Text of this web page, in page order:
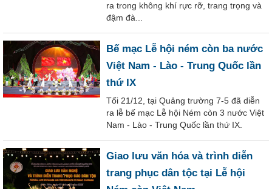
ra trong không khí rực rỡ, trang trọng và
đậm đà...
Bế mạc Lễ hội ném còn ba nước
Việt Nam - Lào - Trung Quốc lần
thứ IX
Tối 21/12, tại Quảng trường 7-5 đã diễn
ra lễ bế mạc Lễ hội Ném còn 3 nước Việt
Nam - Lào - Trung Quốc lần thứ IX.
Giao lưu văn hóa và trình diễn
trang phục dân tộc tại Lễ hội